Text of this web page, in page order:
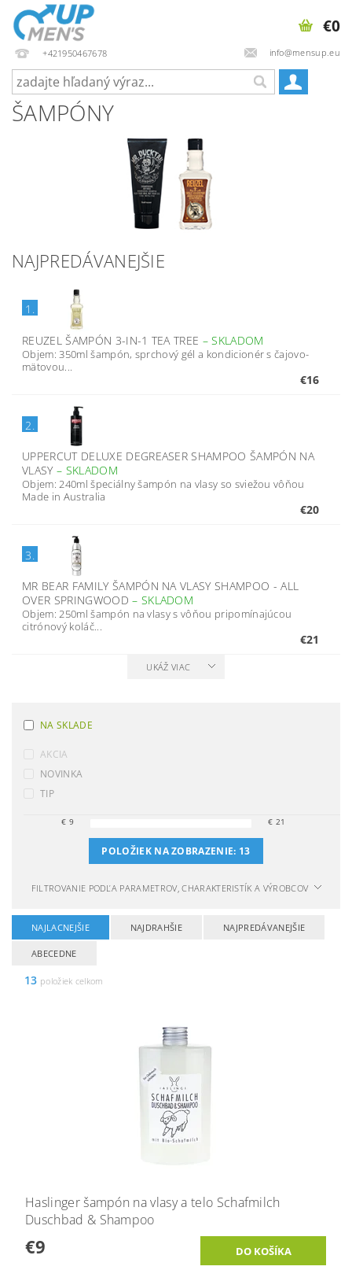
+421950467678 info@mensup.eu
€0
ŠAMPÓNY
NAJPREDÁVANEJŠIE
1.
REUZEL ŠAMPÓN 3-IN-1 TEA TREE –SKLADOM
Objem: 350ml šampón, sprchový gél a kondicionér s čajovo-
mätovou...
€16
2.
UPPERCUT DELUXE DEGREASER SHAMPOO ŠAMPÓN NA
VLASY– SKLADOM
Objem: 240ml špeciálny šampón na vlasy so sviežou vôňou
Made in Australia
€20
3.
MR BEAR FAMILY ŠAMPÓN NA VLASY SHAMPOO - ALL
OVER SPRINGWOOD– SKLADOM
Objem: 250ml šampón na vlasy s vôňou pripomínajúcou
citrónový koláč...
€21
UKÁŽ VIAC
NA SKLADE
AKCIA
NOVINKA
TIP
€9 € 21
POLOŽIEK NA ZOBRAZENIE: 13
FILTROVANIE PODĽA PARAMETROV, CHARAKTERISTÍK A VÝROBCOV
NAJLACNEJŠIE NAJDRAHŠIE NAJPREDÁVANEJŠIE
ABECEDNE
13 položiek celkom
Haslinger šampón na vlasy a telo Schafmilch
Duschbad & Shampoo
€9